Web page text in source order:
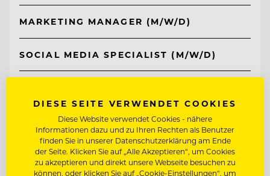
MARKETING MANAGER (M/W/D)
SOCIAL MEDIA SPECIALIST (M/W/D)
DIESE SEITE VERWENDET COOKIES
Diese Website verwendet Cookies - nähere
Informationen dazu und zu Ihren Rechten als Benutzer
finden Sie in unserer Datenschutzerklärung am Ende
der Seite. Klicken Sie auf „Alle Akzeptieren“, um Cookies
zu akzeptieren und direkt unsere Webseite besuchen zu
können, oder klicken Sie auf „Cookie-Einstellungen“, um